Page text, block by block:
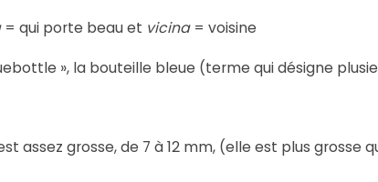
= qui porte beau et vicina= voisine
», la bouteille bleue (terme qui désigne
assez grosse, de 7 à 12 mm, (elle est plus